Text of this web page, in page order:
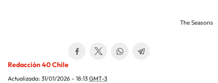
The Seasons
Redacción 40 Chile
Actualizada: 31/01/2026 - 18:13 GMT-3